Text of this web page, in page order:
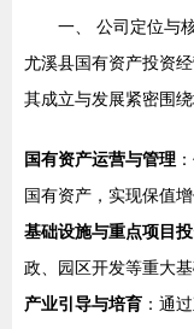
一、 公司定位与
尤溪县国有资产投资
其成立与发展紧密围
国有资产运营与管理
国有资产，实现保值增
基础设施与重点项目
政、园区开发等重大
产业引导与培育 ：通